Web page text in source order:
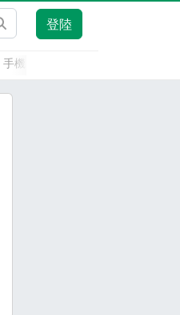
登陸
手機開發